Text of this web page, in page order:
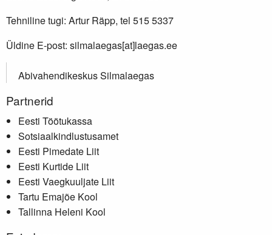
Tehniline tugi: Artur Räpp, tel 515 5337
Üldine E-post: silmalaegas[at]laegas.ee
Abivahendikeskus Silmalaegas
Partnerid
Eesti Töötukassa
Sotsiaalkindlustusamet
Eesti Pimedate Liit
Eesti Kurtide Liit
Eesti Vaegkuuljate Liit
Tartu Emajõe Kool
Tallinna Heleni Kool